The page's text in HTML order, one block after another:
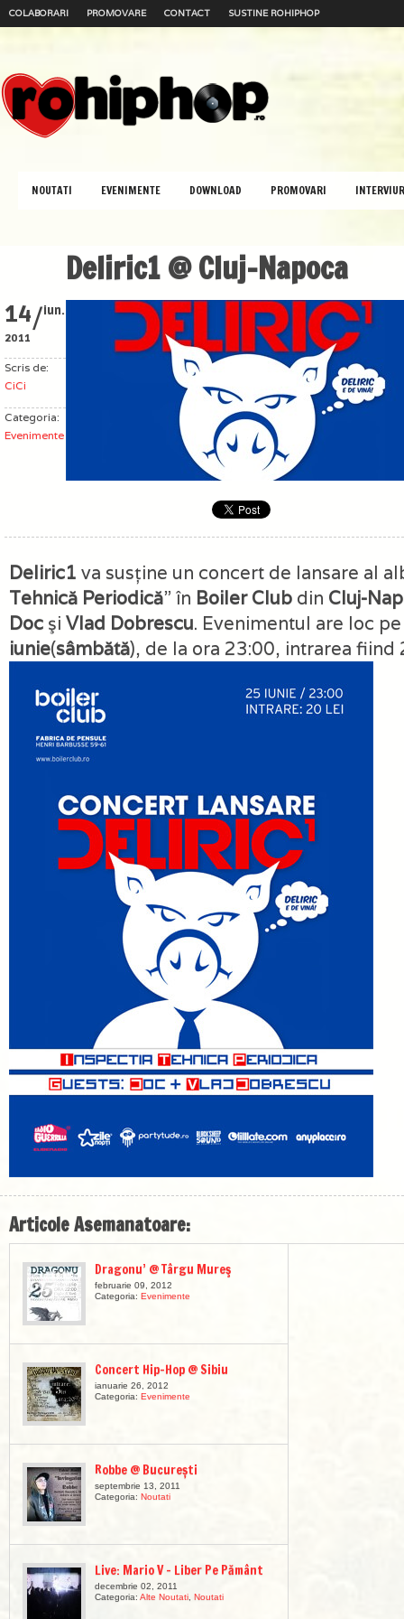
COLABORARI PROMOVARE CONTACT SUSTINE ROHIPHOP
NOUTATI EVENIMENTE DOWNLOAD PROMOVARI
Deliric1 @ Cluj-Napoca
14/iun.
2011
Scris de:
CiCi
Categoria:
Evenimente
Deliric1 va susţine un concert de lansare al
Tehnică Periodică” în Boiler Club din Cluj-
Doc şi Vlad Dobrescu. Evenimentul are loc
iunie(sâmbătă), de la ora 23:00, intrarea fiind
Articole Asemanatoare:
Dragonu’ @ Târgu Mureş
februarie 09, 2012
Categoria: Evenimente
Concert Hip-Hop @ Sibiu
ianuarie 26, 2012
Categoria: Evenimente
Robbe @ București
septembrie 13, 2011
Categoria: Noutati
Live: Mario V – Liber Pe Pământ
decembrie 02, 2011
Categoria: Alte Noutati Noutati